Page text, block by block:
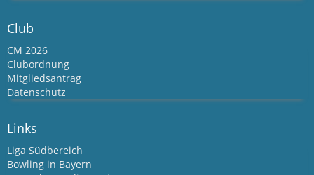
Club
CM 2026
Clubordnung
Mitgliedsantrag
Datenschutz
Links
Liga Südbereich
Bowling in Bayern